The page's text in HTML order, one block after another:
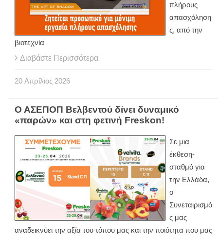
πλήρους
απασχόληση
ς, από την
βιοτεχνία
Διαβάστε Περισσότερα
20 Απρίλιος 2026
Ο ΑΣΕΠΟΠ Βελβεντού δίνει δυναμικό
«παρών» και στη φετινή Freskon!
Σε μια
έκθεση-
σταθμό για
την Ελλάδα,
ο
Συνεταιρισμό
ς μας
αναδεικνύει την αξία του τόπου μας και την ποιότητα που μας